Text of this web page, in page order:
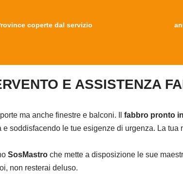
coperte dal servizio
E ASSISTENZA
ma anche finestre e balconi. Il fabbro pronto
soddisfacendo le tue esigenze di urgenza. La
SosMastro che mette a disposizione le sue
non resterai deluso.